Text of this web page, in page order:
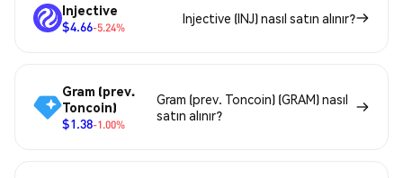
Injective
$4.66-5.24%
Injective (INJ) nasıl satın alınır?
Gram (prev.
Toncoin)
$1.38-1.00%
Gram (prev. Toncoin) (GRAM) nasıl
satın alınır?